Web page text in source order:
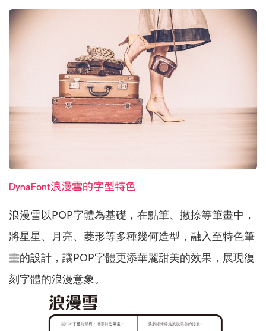
DynaFont浪漫雪的字型特色
浪漫雪以POP字體為基礎，在點筆、撇捺等筆畫中，
將星星、月亮、菱形等多種幾何造型，融入至特色筆
畫的設計，讓POP字體更添華麗甜美的效果，展現復
刻字體的浪漫意象。